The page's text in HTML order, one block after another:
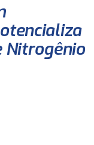
Nitrogênio